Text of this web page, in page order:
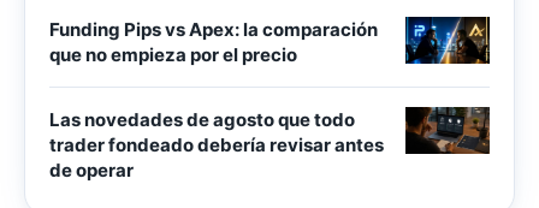
Funding Pips vs Apex: la comparación
que no empieza por el precio
Las novedades de agosto que todo
trader fondeado debería revisar antes
de operar